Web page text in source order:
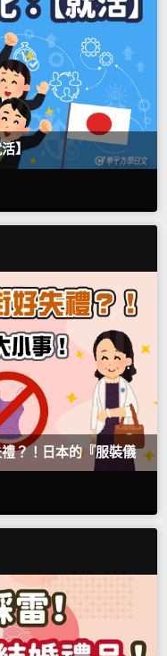
活】
？！日本的『服裝儀